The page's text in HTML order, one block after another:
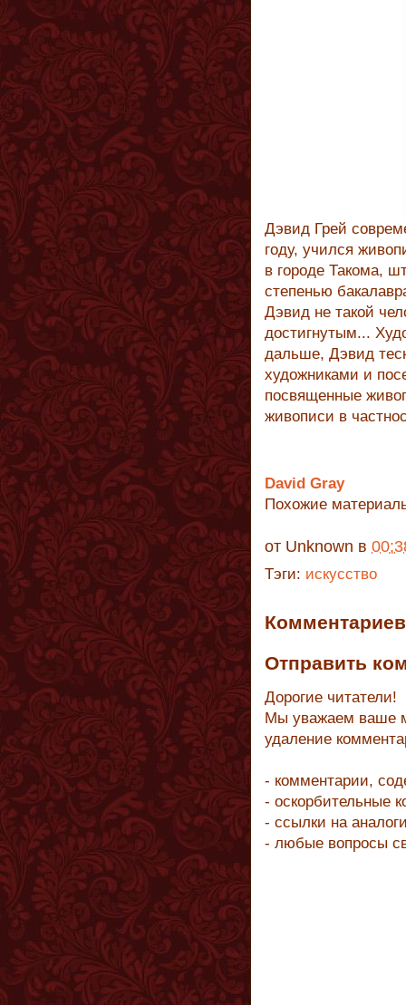
Дэвид Грей
году, учился
в городе Такома,
степенью
Дэвид не такой
достигнутым...
дальше, Дэвид
художниками и
посвященные
живописи в
David Gray
Похожие
от Unknown в
Тэги: искусство
Отправить
Дорогие читатели!
Мы уважаем ваше
удаление
- комментарии,
- оскорбительные
- ссылки на
- любые вопросы